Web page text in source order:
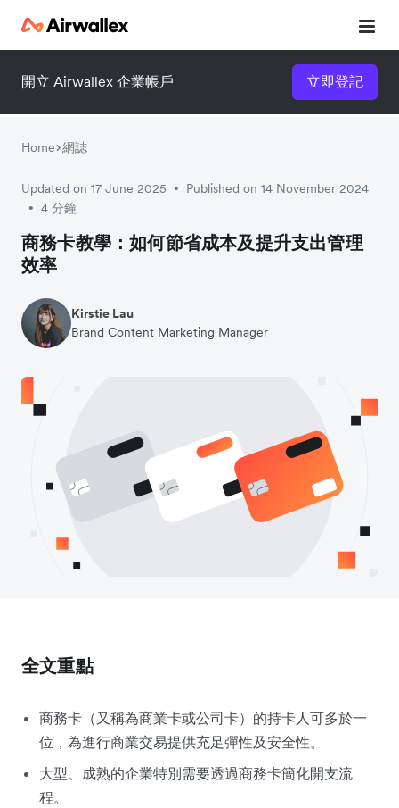
開立 Airwallex 企業帳戶 立即登記
Home 網誌
Updated on 17 June 2025 • Published on 14 November 2024
• 4 分鐘
商務卡教學：如何節省成本及提升支出管理
效率
Kirstie Lau
Brand Content Marketing Manager
全文重點
商務卡（又稱為商業卡或公司卡）的持卡人可多於一
位，為進行商業交易提供充足彈性及安全性。
大型、成熟的企業特別需要透過商務卡簡化開支流
程。
立即觀看 3 分鐘體驗短片
請填寫資料以觀體驗短片：